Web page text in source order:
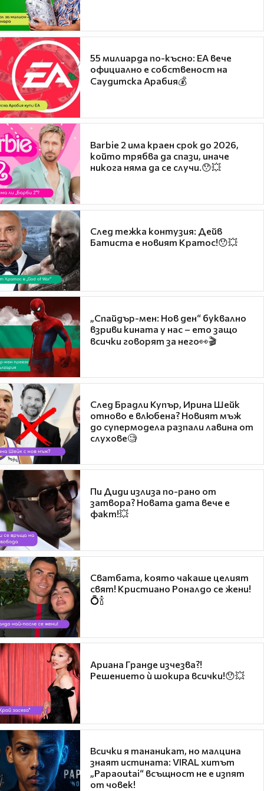
55 милиарда по-късно: EA вече
официално е собственост на
Саудитска Арабия💰
Barbie 2 има краен срок до 2026,
който трябва да спази, иначе
никога няма да се случи.😯💥
След тежка контузия: Дейв
Батиста е новият Кратос!😯💥
„Спайдър-мен: Нов ден“ буквално
взриви кината у нас – ето защо
всички говорят за него👀🎬
След Брадли Купър, Ирина Шейк
отново е влюбена? Новият мъж
до супермодела разпали лавина от
слухове🧐
Пи Диди излиза по-рано от
затвора? Новата дата вече е
факт!💥
Сватбата, която чакаше целият
свят! Кристиано Роналдо се жени!
💍🍾
Ариана Гранде изчезва?!
Решението ѝ шокира всички!😯💥
Всички я тананикат, но малцина
знаят истината: VIRAL хитът
„Papaoutai“ всъщност не е изпят
от човек!